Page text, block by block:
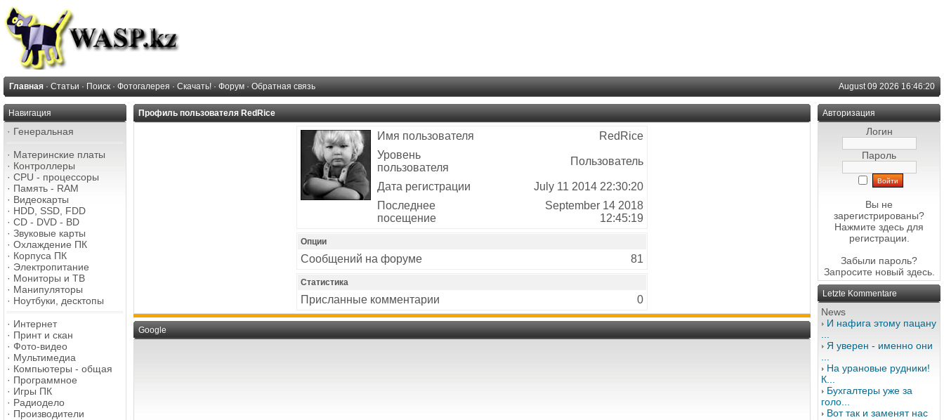
Главная · Статьи · Поиск · Фотогалерея · Скачать! · Форум · Обратная связь August 09 2026 16:46:20
Навигация
· Генеральная
· Материнские платы
· Контроллеры
· CPU - процессоры
· Память - RAM
· Видеокарты
· HDD, SSD, FDD
· CD - DVD - BD
· Звуковые карты
· Охлаждение ПК
· Корпуса ПК
· Электропитание
· Мониторы и ТВ
· Манипуляторы
· Ноутбуки, десктопы
· Интернет
· Принт и скан
· Фото-видео
· Мультимедиа
· Компьютеры - общая
· Программное
· Игры ПК
· Радиодело
· Производители
Профиль пользователя RedRice
Имя пользователя
RedRice
Уровень
пользователя
Пользователь
Дата регистрации
July 11 2014 22:30:20
Последнее
посещение
September 14 2018
12:45:19
Опции
Сообщений на форуме 81
Статистика
Присланные комментарии 0
Google
Авторизация
Логин
Пароль
Вы не
зарегистрированы?
Нажмите здесь для
регистрации.
Забыли пароль?
Запросите новый здесь.
Letzte Kommentare
News
И нафига этому пацану
Я уверен - именно они
На урановые рудники!
К...
Бухгалтеры уже за
голо...
Вот так и заменят нас